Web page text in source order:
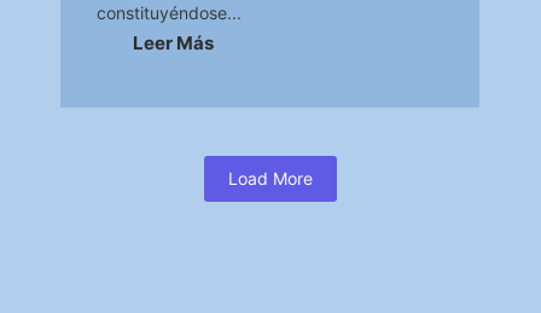
constituyéndose...
Leer Más
Load More